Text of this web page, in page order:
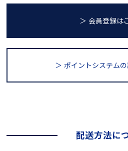
＞ 会員登録は
＞ ポイントシステム
配送方法に